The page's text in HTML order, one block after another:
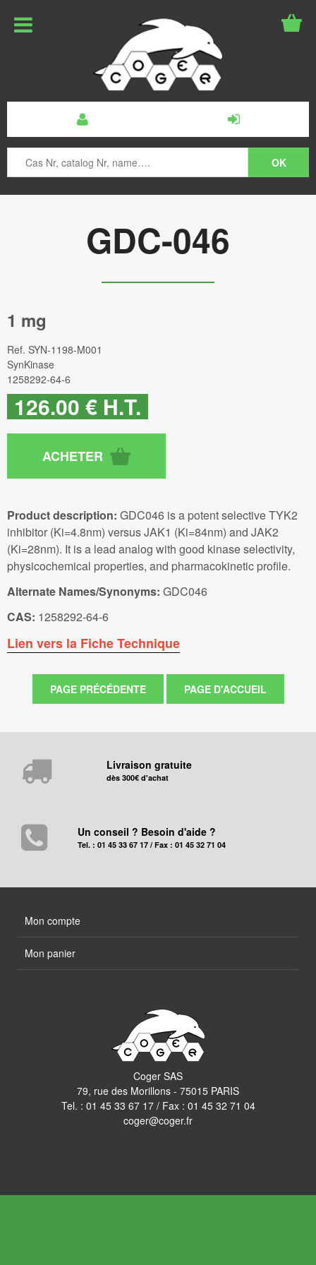
GDC-046
1 mg
Ref. SYN-1198-M001
SynKinase
1258292-64-6
126.00 € H.T.
Product description: GDC046 is a potent selective TYK2
inhibitor (Ki=4.8nm) versus JAK1 (Ki=84nm) and JAK2
(Ki=28nm). It is a lead analog with good kinase selectivity,
physicochemical properties, and pharmacokinetic profile.
Alternate Names/Synonyms: GDC046
CAS: 1258292-64-6
Lien vers la Fiche Technique
Livraison gratuite
dès 300€ d'achat
Un conseil ? Besoin d'aide ?
Tel. : 01 45 33 67 17 / Fax : 01 45 32 71 04
Mon compte
Mon panier
Coger SAS
79, rue des Morillons - 75015 PARIS
Tel. : 01 45 33 67 17/ Fax : 01 45 32 71 04
coger@coger.fr